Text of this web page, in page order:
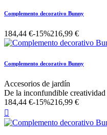
Complemento decorativo Bunny
184,44 €-15%216,99 €
Complemento decorativo Bunny
Accesorios de jardín
De la inconfundible
184,44 €-15%216,99 €
